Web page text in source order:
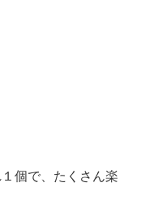
個で、たくさん楽